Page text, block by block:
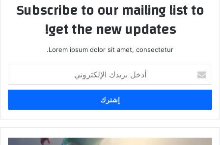
Subscribe to our mailing list to
get the new updates!
Lorem ipsum dolor sit amet, consectetur.
بريدك
الإلكتروني